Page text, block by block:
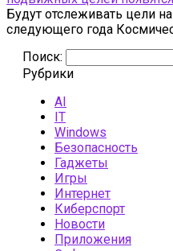
Будут отслеживать цели
следующего года
Поиск:
Рубрики
AI
IT
Windows
Безопасность
Гаджеты
Игры
Интернет
Киберспорт
Новости
Приложения